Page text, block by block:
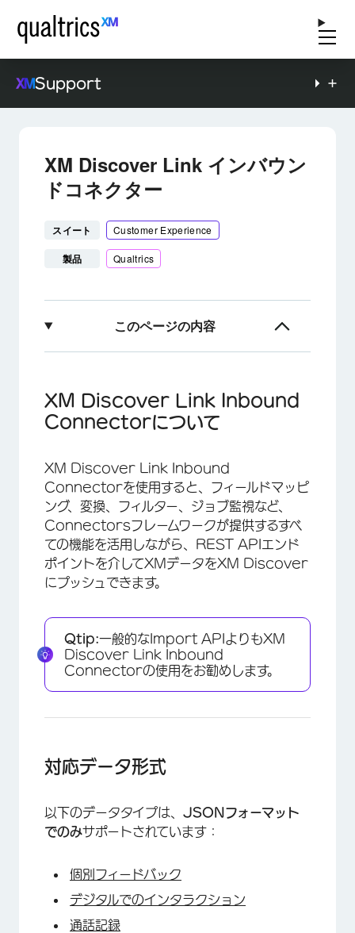
Support
XM Discover Link インバウン
ドコネクター
スイート Customer Experience
製品 Qualtrics
このページの内容
対応データ形式
ョブの作成
デフォルトのデータマッピング
APIエンドポイントへのアクセス
API 経由での XM Discover Link ジョブの監
視
XM Discover Link Inbound
Connectorについて
XM Discover Link Inbound
Connectorを使用すると、フィールドマッピ
ング、変換、フィルター、ジョブ監視など、
Connectorsフレームワークが提供するすべ
ての機能を活用しながら、REST APIエンド
ポイントを介してXMデータをXM Discover
にプッシュできます。
Qtip:一般的なImport APIよりもXM
Discover Link Inbound
Connectorの使用をお勧めします。
対応データ形式
以下のデータタイプは、 JSONフォーマット
でのみサポートされています：
個別フィードバック
デジタルでのインタラクション
通話記録